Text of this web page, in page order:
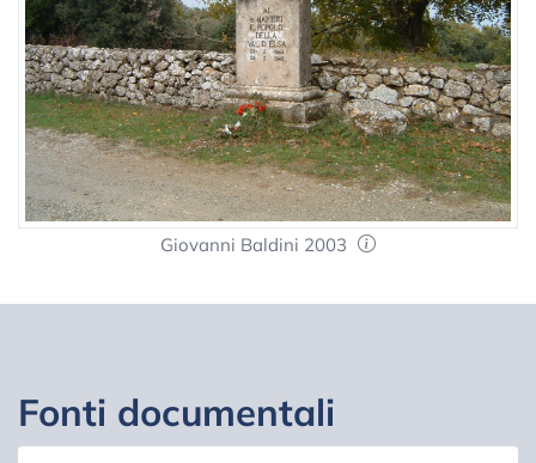
Giovanni Baldini 2003
Fonti documentali